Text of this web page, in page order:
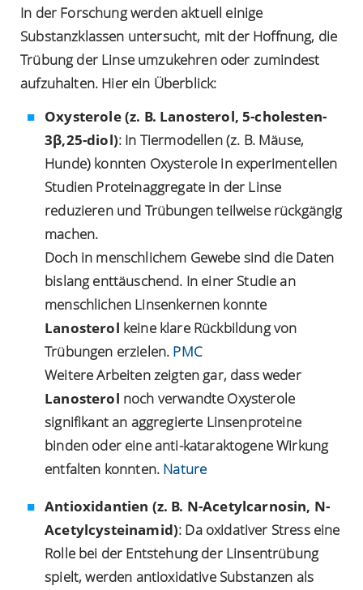
In der Forschung werden aktuell einige
Substanzklassen untersucht, mit der Hoffnung, die
Trübung der Linse umzukehren oder zumindest
aufzuhalten. Hier ein Überblick:
Oxysterole (z. B. Lanosterol, 5-cholesten-
3β,25-diol): In Tiermodellen (z. B. Mäuse,
Hunde) konnten Oxysterole in experimentellen
Studien Proteinaggregate in der Linse
reduzieren und Trübungen teilweise rückgängig
machen.
Doch in menschlichem Gewebe sind die Daten
bislang enttäuschend. In einer Studie an
menschlichen Linsenkernen konnte
Lanosterol keine klare Rückbildung von
Trübungen erzielen. PMC
Weitere Arbeiten zeigten gar, dass weder
Lanosterol noch verwandte Oxysterole
signifikant an aggregierte Linsenproteine
binden oder eine anti-kataraktogene Wirkung
entfalten konnten. Nature
Antioxidantien (z. B. N-Acetylcarnosin, N-
Acetylcysteinamid): Da oxidativer Stress eine
Rolle bei der Entstehung der Linsentrübung
spielt, werden antioxidative Substanzen als